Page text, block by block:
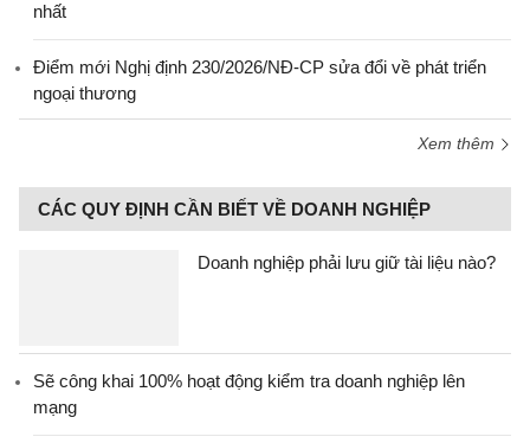
nhất
Điểm mới Nghị định 230/2026/NĐ-CP sửa đổi về phát triển
ngoại thương
Xem thêm
CÁC QUY ĐỊNH CẦN BIẾT VỀ DOANH NGHIỆP
Doanh nghiệp phải lưu giữ tài liệu nào?
Sẽ công khai 100% hoạt động kiểm tra doanh nghiệp lên
mạng